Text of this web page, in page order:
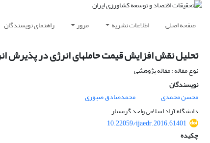
صفحه اصلی اطلاعات نشریه مرور راهنمای نویسندگان
تحلیل نقش افزایش قیمت حاملهای انرژی در
نوع مقاله : مقاله پژوهشی
نویسندگان
محسن محمدی
محمدصادق صبوری
دانشگاه آزاد اسلامی واحد گرمسار
10.22059/ijaedr.2016.61401
چکیده